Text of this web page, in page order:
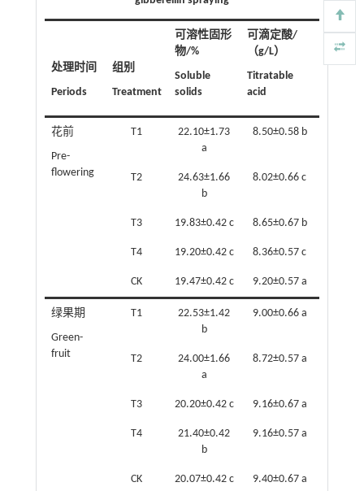
处理时间
Periods
组别
Treatment
可溶性固形
物/%
Soluble
solids
可滴定酸/
（g/L）
Titratable
acid
花前​
Pre-
flowering
T1
22.10±1.73
a
8.50±0.58 b
T2
24.63±1.66
b
8.02±0.66 c
T3 19.83±0.42 c 8.65±0.67 b
T4 19.20±0.42 c 8.36±0.57 c
CK 19.47±0.42 c 9.20±0.57 a
绿果期​
Green-
fruit
T1
22.53±1.42
b
9.00±0.66 a
T2
24.00±1.66
a
8.72±0.57 a
T3 20.20±0.42 c 9.16±0.67 a
T4
21.40±0.42
b
9.16±0.57 a
CK 20.07±0.42 c 9.40±0.67 a